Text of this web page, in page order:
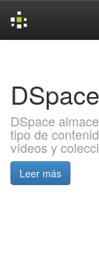
DSpace
DSpace
tipo de
vídeos y
Leer más